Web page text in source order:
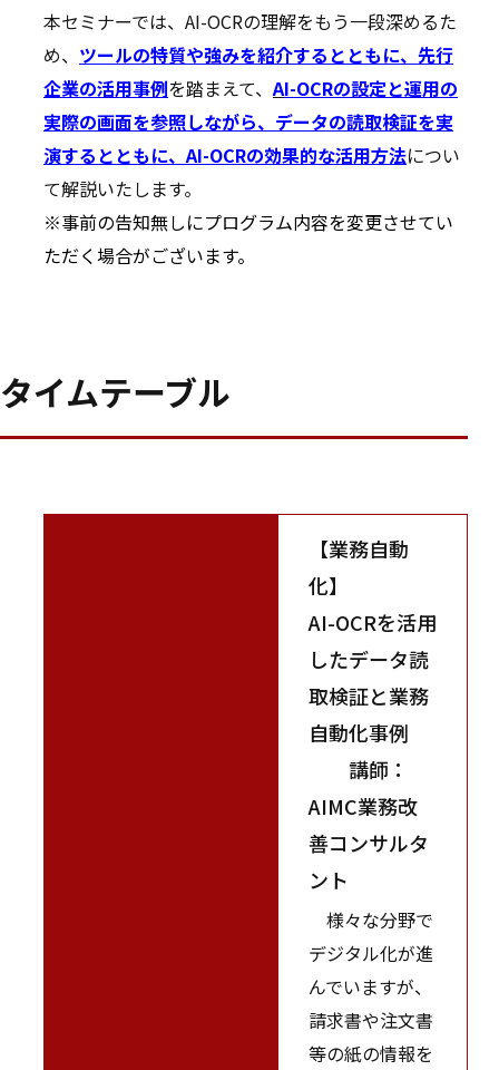
本セミナーでは、AI-OCRの理解をもう一段深めるた
め、 ツールの特質や強みを紹介するとともに、先行
企業の活用事例を踏まえて、 AI-OCRの設定と運用の
実際の画面を参照しながら、データの読取検証を実
演するとともに、AI-OCRの効果的な活用方法につい
て解説いたします。
※事前の告知無しにプログラム内容を変更させてい
ただく場合がございます。
タイムテーブル
【業務自動
化】
AI-OCRを活用
したデータ読
取検証と業務
自動化事例
講師：
AIMC業務改
善コンサルタ
ント
様々な分野で
デジタル化が進
んでいますが、
請求書や注文書
等の紙の情報を